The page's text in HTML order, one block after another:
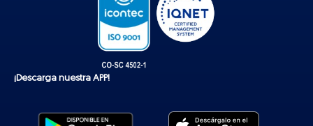
¡Descarga nuestra APP!